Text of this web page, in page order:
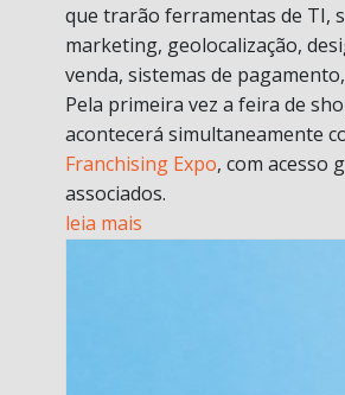
que trarão ferramentas de TI,
marketing, geolocalização,
venda, sistemas de
Pela primeira vez a feira de
acontecerá simultaneamente
Franchising Expo, com acesso
associados.
leia mais